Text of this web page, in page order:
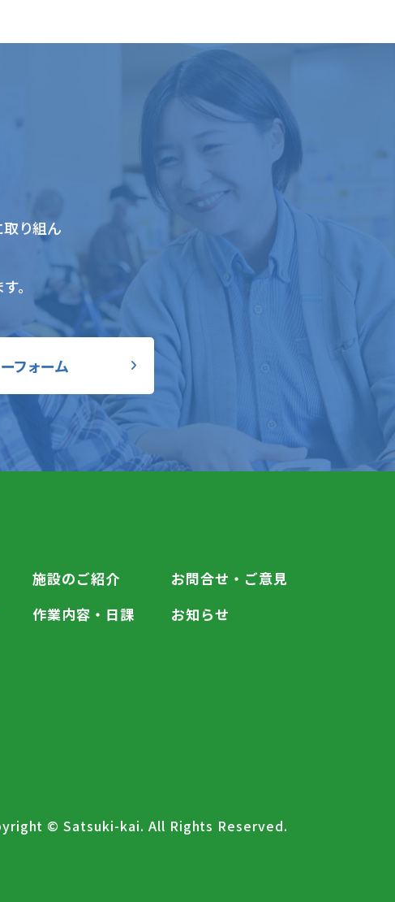
り組ん
。
フォーム
施設のご紹介
作業内容・日課
お問合せ・ご意見
お知らせ
© Satsuki-kai. All Rights Reserved.